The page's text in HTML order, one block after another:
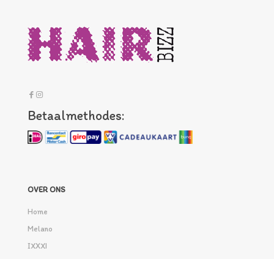
Betaalmethodes:
OVER ONS
Home
Melano
IXXXI